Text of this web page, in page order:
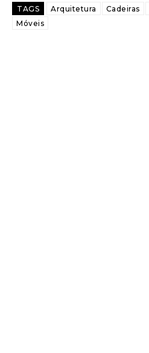
TAGS Arquitetura Cadeiras
Móveis